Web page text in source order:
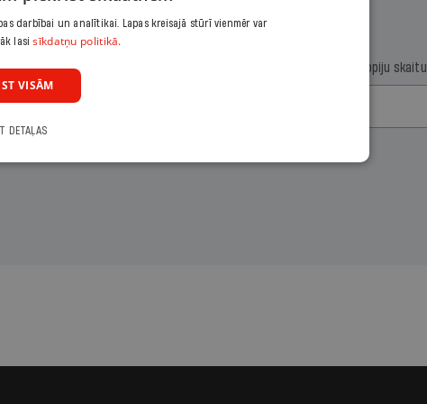
portālā ir.lv.
Izvēlies kopiju skaitu
darbībai un analītikai. Lapas kreisajā stūrī vienmēr var
lasisīkdatņu politikā.
VISĀM
DETAĻAS